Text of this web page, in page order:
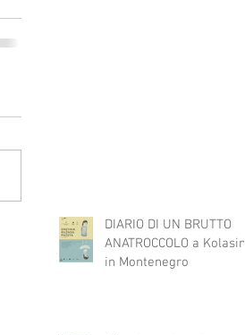
DIARIO DI UN BRUTTO
ANATROCCOLO a Kolasin
in Montenegro